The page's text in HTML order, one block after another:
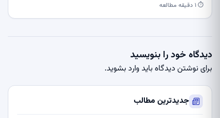
⏱ ۱ دقیقه مطالعه
دیدگاه خود را بنویسید
برای نوشتن دیدگاه باید وارد بشوید.
جدیدترین مطالب